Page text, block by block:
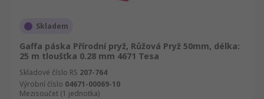
Skladem
Gaffa páska Přírodní pryž, Růžová Pryž 50mm, délka:
25 m tloušťka 0.28 mm 4671 Tesa
Skladové číslo RS 207-764
Výrobní číslo 04671-00069-10
Mezisoučet (1 jednotka)